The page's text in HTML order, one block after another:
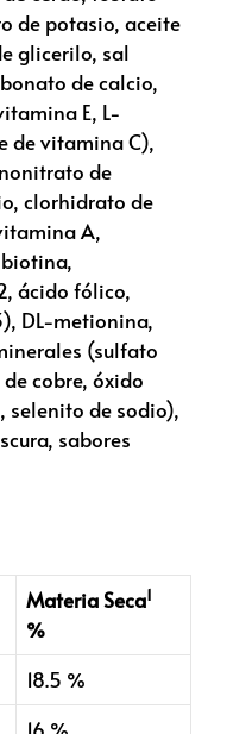
de potasio, aceite
glicerilo, sal
de calcio,
E, L-
de vitamina C),
de
clorhidrato de
A,
ácido fólico,
DL-metionina,
(sulfato
cobre, óxido
selenito de sodio),
sabores
Materia Seca1
%
18.5 %